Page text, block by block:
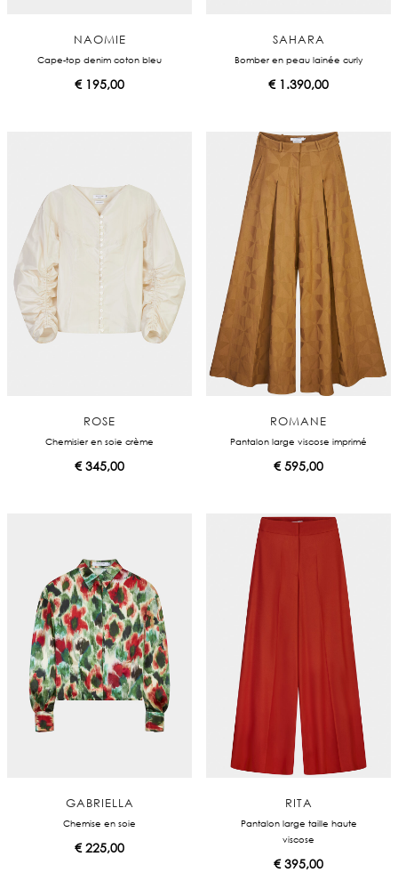
NAOMIE
Cape-top denim coton bleu
€195,00
SAHARA
Bomber en peau lainée curly
€1.390,00
ROSE
Chemisier en soie crème
€345,00
ROMANE
Pantalon large viscose imprimé
€595,00
GABRIELLA
Chemise en soie
€225,00
RITA
Pantalon large taille haute
viscose
€395,00